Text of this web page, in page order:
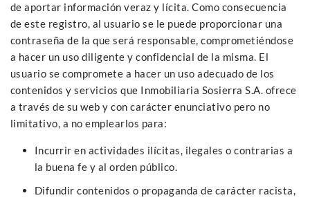
de aportar información veraz y lícita. Como consecuencia
de este registro, al usuario se le puede proporcionar una
contraseña de la que será responsable, comprometiéndose
a hacer un uso diligente y confidencial de la misma. El
usuario se compromete a hacer un uso adecuado de los
contenidos y servicios que Inmobiliaria Sosierra S.A. ofrece
a través de su web y con carácter enunciativo pero no
limitativo, a no emplearlos para:
Incurrir en actividades ilícitas, ilegales o contrarias a
la buena fe y al orden público.
Difundir contenidos o propaganda de carácter racista,